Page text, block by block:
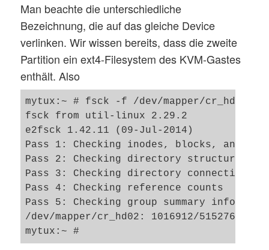
Man beachte die unterschiedliche
Bezeichnung, die auf das gleiche Device
verlinken. Wir wissen bereits, dass die zweite
Partition ein ext4-Filesystem des KVM-Gastes
enthält. Also
mytux:~ # fsck -f /dev/mapper/cr_hd02
fsck from util-linux 2.29.2
e2fsck 1.42.11 (09-Jul-2014)
Pass 1: Checking inodes, blocks, and
Pass 2: Checking directory structure
Pass 3: Checking directory connectivity
Pass 4: Checking reference counts
Pass 5: Checking group summary
/dev/mapper/cr_hd02: 1016912/5152768